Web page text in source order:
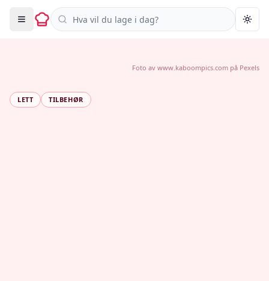
Søk i oppskrifter
LETT TILBEHØR
Foto av www.kaboompics.com på Pexels